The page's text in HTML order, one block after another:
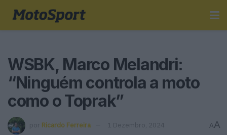
WSBK, Marco Melandri:
“Ninguém controla a moto
como o Toprak”
por Ricardo Ferreira 1 Dezembro, 2024 AA